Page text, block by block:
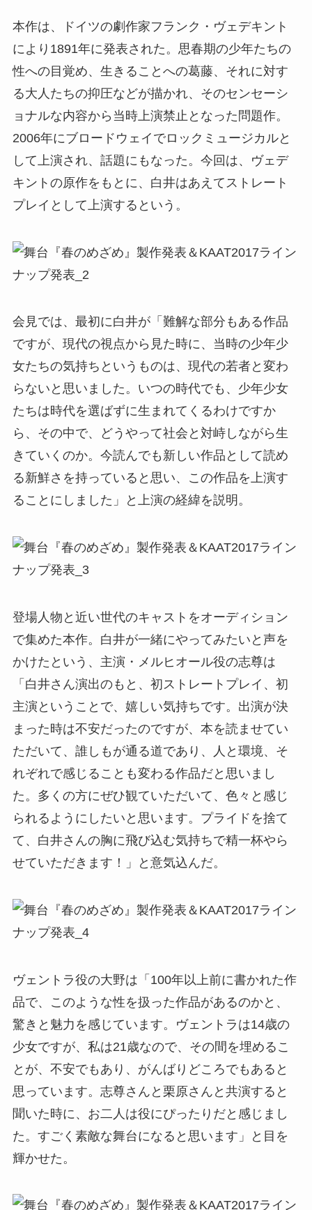
本作は、ドイツの劇作家フランク・ヴェデキント
により1891年に発表された。思春期の少年たちの
性への目覚め、生きることへの葛藤、それに対す
る大人たちの抑圧などが描かれ、そのセンセーシ
ョナルな内容から当時上演禁止となった問題作。
2006年にブロードウェイでロックミュージカルと
して上演され、話題にもなった。今回は、ヴェデ
キントの原作をもとに、白井はあえてストレート
プレイとして上演するという。
会見では、最初に白井が「難解な部分もある作品
ですが、現代の視点から見た時に、当時の少年少
女たちの気持ちというものは、現代の若者と変わ
らないと思いました。いつの時代でも、少年少女
たちは時代を選ばずに生まれてくるわけですか
ら、その中で、どうやって社会と対峙しながら生
きていくのか。今読んでも新しい作品として読め
る新鮮さを持っていると思い、この作品を上演す
ることにしました」と上演の経緯を説明。
登場人物と近い世代のキャストをオーディション
で集めた本作。白井が一緒にやってみたいと声を
かけたという、主演・メルヒオール役の志尊は
「白井さん演出のもと、初ストレートプレイ、初
主演ということで、嬉しい気持ちです。出演が決
まった時は不安だったのですが、本を読ませてい
ただいて、誰しもが通る道であり、人と環境、そ
れぞれで感じることも変わる作品だと思いまし
た。多くの方にぜひ観ていただいて、色々と感じ
られるようにしたいと思います。プライドを捨て
て、白井さんの胸に飛び込む気持ちで精一杯やら
せていただきます！」と意気込んだ。
ヴェントラ役の大野は「100年以上前に書かれた作
品で、このような性を扱った作品があるのかと、
驚きと魅力を感じています。ヴェントラは14歳の
少女ですが、私は21歳なので、その間を埋めるこ
とが、不安でもあり、がんばりどころでもあると
思っています。志尊さんと栗原さんと共演すると
聞いた時に、お二人は役にぴったりだと感じまし
た。すごく素敵な舞台になると思います」と目を
輝かせた。